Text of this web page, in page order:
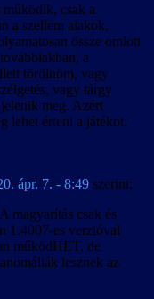
csak a
a szellem alakok,
össze omlott
a
törölnöm, vagy
vagy tárgy
meg. Azért
lehet érteni a játékot.
ápr. 7. - 8:49 szerint:
magyarítás csak és
1.4007-es verzióval
működHET, de
lesznek az